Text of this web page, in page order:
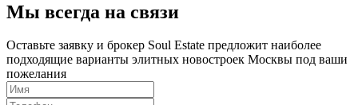
Мы всегда на связи
Оставьте заявку и брокер Soul Estate предложит наиболее
подходящие варианты элитных новостроек Москвы под ваши
пожелания